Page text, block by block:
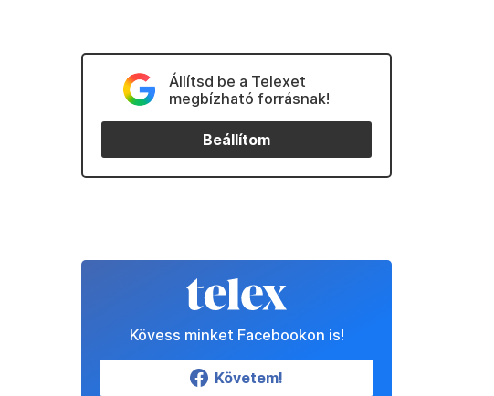
Állítsd be a Telexet
megbízható forrásnak!
Beállítom
Kövess minket Facebookon is!
Követem!